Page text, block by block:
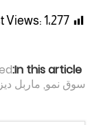
Views:1٬277
In this article:
سوق نمو, ماربل